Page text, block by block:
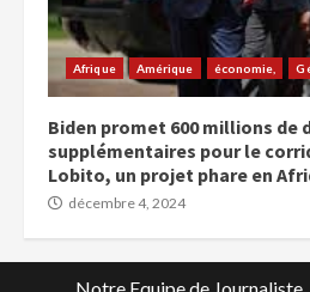
Afrique Amérique économie,
Biden promet 600 millions de
supplémentaires pour le
Lobito, un projet phare en
décembre 4, 2024